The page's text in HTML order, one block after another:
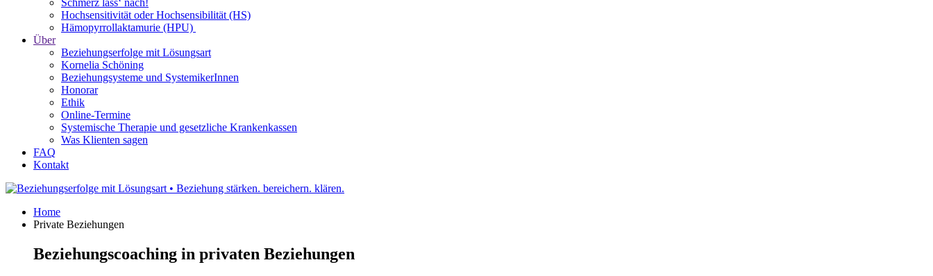
Schmerz lass‘ nach!
Hochsensitivität oder Hochsensibilität (HS)
Hämopyrrollaktamurie (HPU)
Über
Beziehungserfolge mit Lösungsart
Kornelia Schöning
Beziehungsysteme und SystemikerInnen
Honorar
Ethik
Online-Termine
Systemische Therapie und gesetzliche Krankenkassen
Was Klienten sagen
FAQ
Kontakt
Home
Private Beziehungen
Beziehungscoaching in privaten Beziehungen